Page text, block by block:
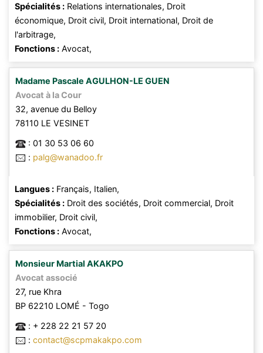
Spécialités : Relations internationales, Droit
économique, Droit civil, Droit international, Droit de
l'arbitrage,
Fonctions : Avocat,
Madame Pascale AGULHON-LE GUEN
Avocat à la Cour
32, avenue du Belloy
78110 LE VESINET
: 01 30 53 06 60
: palg@wanadoo.fr
Langues : Français, Italien,
Spécialités : Droit des sociétés, Droit commercial, Droit
immobilier, Droit civil,
Fonctions : Avocat,
Monsieur Martial AKAKPO
Avocat associé
27, rue Khra
BP 62210 LOMÉ - Togo
: + 228 22 21 57 20
: contact@scpmakakpo.com